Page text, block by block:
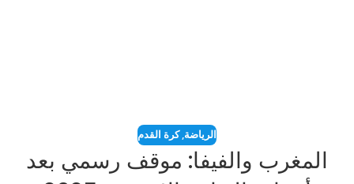
الرياضة,كرة القدم
المغرب والفيفا: موقف رسمي بعد